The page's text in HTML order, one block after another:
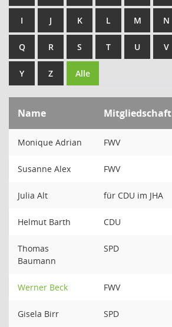
I J K L M N
Q R S T U V
Y Z Alle
Name Mitgliedschaft
Monique Adrian FWV
Susanne Alex FWV
Julia Alt für CDU im JHA
Helmut Barth CDU
Thomas
Baumann
SPD
Werner Beck FWV
Gisela Birr SPD